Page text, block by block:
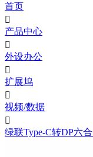
首页

产品中心

外设办公

扩展坞

视频/数据

绿联Type-C转DP六